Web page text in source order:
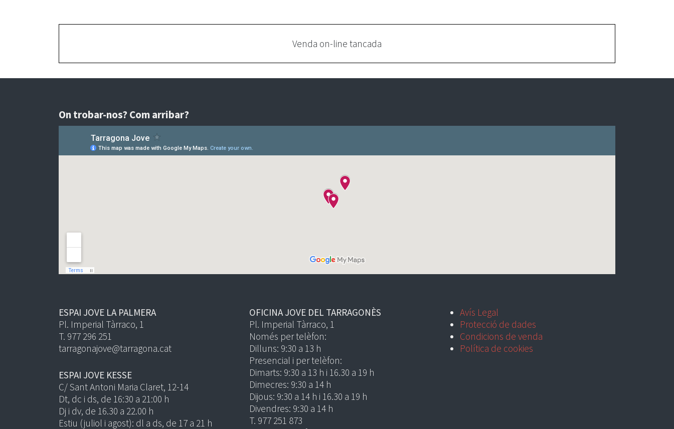
Venda on-line tancada
On trobar-nos? Com arribar?
ESPAI JOVE LA PALMERA
Pl. Imperial Tàrraco, 1
T. 977 296 251
tarragonajove@tarragona.cat
ESPAI JOVE KESSE
C/ Sant Antoni Maria Claret, 12-14
Dt, dc i ds, de 16:30 a 21:00 h
Dj i dv, de 16.30 a 22.00 h
Estiu (juliol i agost): dl a ds, de 17 a 21 h
OFICINA JOVE DEL TARRAGONÈS
Pl. Imperial Tàrraco, 1
Només per telèfon:
Dilluns: 9:30 a 13 h
Presencial i per telèfon:
Dimarts: 9:30 a 13 h i 16.30 a 19 h
Dimecres: 9:30 a 14 h
Dijous: 9:30 a 14 h i 16.30 a 19 h
Divendres: 9:30 a 14 h
T. 977 251 873
Avís Legal
Protecció de dades
Condicions de venda
Política de cookies